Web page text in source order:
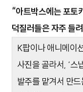
“아트박스에는 포토
덕질러들은 자주 들
K팝이나 애니메이
사진을 골라서, ‘스
발주를 맡겨서 만